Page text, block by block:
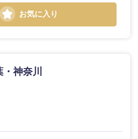
お気に入り
神奈川